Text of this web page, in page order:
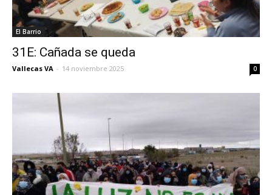
El Barrio
31E: Cañada se queda
Vallecas VA - 14 noviembre 2025 0